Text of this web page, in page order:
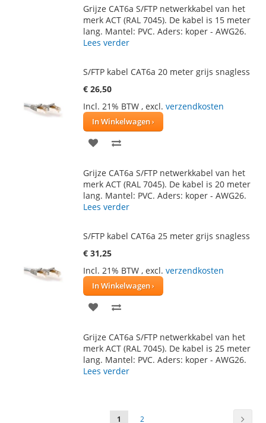
AAN
VERLANGLIJST
TE
VERGELIJKEN
Grijze CAT6a S/FTP netwerkkabel van het
merk ACT (RAL 7045). De kabel is 15 meter
lang. Mantel: PVC. Aders: koper - AWG26.
Lees verder
S/FTP kabel CAT6a 20 meter grijs snagless
€ 26,50
Incl. 21% BTW , excl. verzendkosten
In Winkelwagen
VOEG
AAN
VERLANGLIJST
TE
VERGELIJKEN
Grijze CAT6a S/FTP netwerkkabel van het
merk ACT (RAL 7045). De kabel is 20 meter
lang. Mantel: PVC. Aders: koper - AWG26.
Lees verder
S/FTP kabel CAT6a 25 meter grijs snagless
€ 31,25
Incl. 21% BTW , excl. verzendkosten
In Winkelwagen
VOEG
AAN
VERLANGLIJST
TE
VERGELIJKEN
Grijze CAT6a S/FTP netwerkkabel van het
merk ACT (RAL 7045). De kabel is 25 meter
lang. Mantel: PVC. Aders: koper - AWG26.
Lees verder
Pagina
U1 Pagina
2